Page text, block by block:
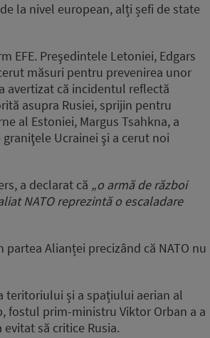
la nivel european, alți șefi de state
EFE. Preşedintele Letoniei, Edgars
măsuri pentru prevenirea unor
avertizat că incidentul reflectă
asupra Rusiei, sprijin pentru
al Estoniei, Margus Tsahkna, a
Ucrainei şi a cerut noi
a declarat că „o armă de război
NATO reprezintă o escaladare
Alianței precizând că NATO nu
teritoriului și a spațiului aerian al
fostul prim-ministru Viktor Orban a a
să critice Rusia.